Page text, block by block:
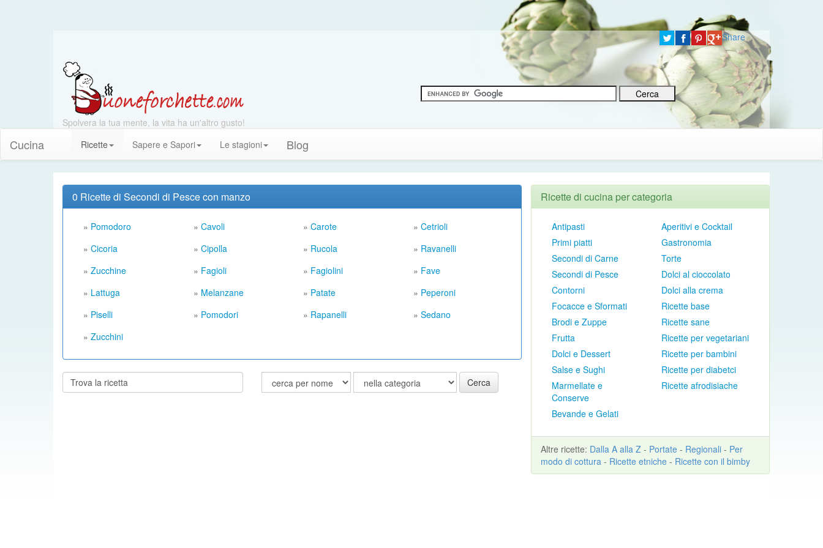
Share
Spolvera la tua mente, la vita ha un'altro gusto!
Cucina Ricette Sapere e Sapori Le stagioni Blog
0 Ricette di Secondi di Pesce con manzo
» Pomodoro » Cavoli » Carote » Cetrioli
» Cicoria » Cipolla » Rucola » Ravanelli
» Zucchine » Fagioli » Fagiolini » Fave
» Lattuga » Melanzane » Patate » Peperoni
» Piselli » Pomodori » Rapanelli » Sedano
» Zucchini
Cerca Cerca
Ricette di cucina per categoria
Antipasti
Primi piatti
Secondi di Carne
Secondi di Pesce
Contorni
Focacce e Sformati
Brodi e Zuppe
Frutta
Dolci e Dessert
Salse e Sughi
Marmellate e
Conserve
Bevande e Gelati
Aperitivi e Cocktail
Gastronomia
Torte
Dolci al cioccolato
Dolci alla crema
Ricette base
Ricette sane
Ricette per vegetariani
Ricette per bambini
Ricette per diabetci
Ricette afrodisiache
Altre ricette: Dalla A alla Z - Portate - Regionali - Per
modo di cottura - Ricette etniche - Ricette con il bimby